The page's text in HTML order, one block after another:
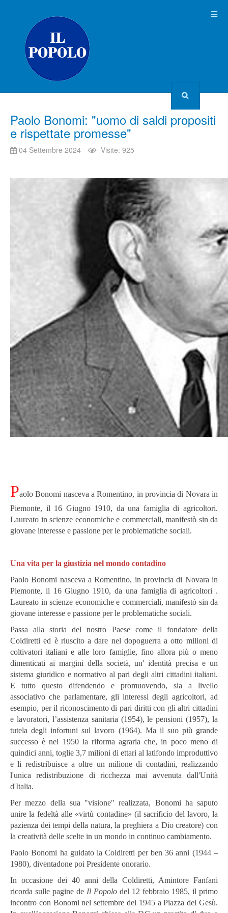
Paolo Bonomi: "uomo di saldi propositi
e rispettate promesse"
04 Settembre 2024 Visite: 925
Paolo Bonomi nasceva a Romentino, in provincia di Novara in
Piemonte, il 16 Giugno 1910, da una famiglia di agricoltori.
Laureato in scienze economiche e commerciali, manifestò sin da
giovane interesse e passione per le problematiche sociali.
Una vita per la giustizia nel mondo contadino
Paolo Bonomi nasceva a Romentino, in provincia di Novara in
Piemonte, il 16 Giugno 1910, da una famiglia di agricoltori .
Laureato in scienze economiche e commerciali, manifestò sin da
giovane interesse e passione per le problematiche sociali.
Passa alla storia del nostro Paese come il fondatore della
Coldiretti ed è riuscito a dare nel dopoguerra a otto milioni di
coltivatori italiani e alle loro famiglie, fino allora più o meno
dimenticati ai margini della società, un' identità precisa e un
sistema giuridico e normativo al pari degli altri cittadini italiani.
E tutto questo difendendo e promuovendo, sia a livello
associativo che parlamentare, gli interessi degli agricoltori, ad
esempio, per il riconoscimento di pari diritti con gli altri cittadini
e lavoratori, l’assistenza sanitaria (1954), le pensioni (1957), la
tutela degli infortuni sul lavoro (1964). Ma il suo più grande
successo è nel 1950 la riforma agraria che, in poco meno di
quindici anni, toglie 3,7 milioni di ettari al latifondo improduttivo
e li redistribuisce a oltre un milione di contadini, realizzando
l'unica redistribuzione di ricchezza mai avvenuta dall'Unità
d'Italia.
Per mezzo della sua "visione" realizzata, Bonomi ha saputo
unire la fedeltà alle «virtù contadine» (il sacrificio del lavoro, la
pazienza dei tempi della natura, la preghiera a Dio creatore) con
la creatività delle scelte in un mondo in continuo cambiamento.
Paolo Bonomi ha guidato la Coldiretti per ben 36 anni (1944 –
1980), diventadone poi Presidente onorario.
In occasione dei 40 anni della Coldiretti, Amintore Fanfani
ricorda sulle pagine de Il Popolo del 12 febbraio 1985, il primo
incontro con Bonomi nel settembre del 1945 a Piazza del Gesù.